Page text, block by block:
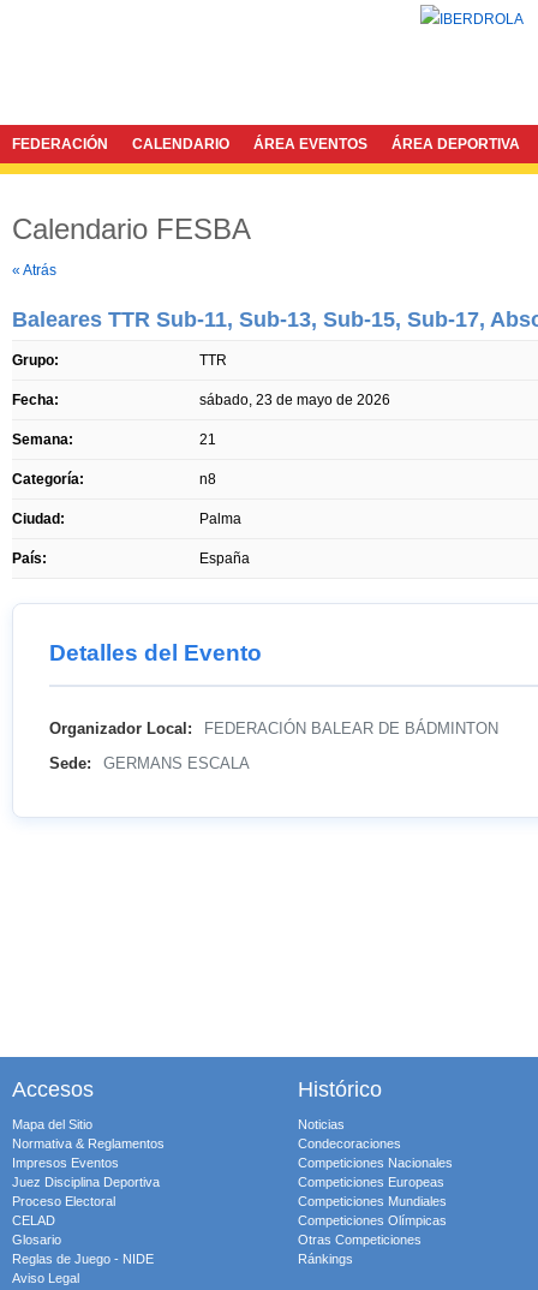
FEDERACIÓN CALENDARIO ÁREA EVENTOS ÁREA DEPORTIVA
Calendario FESBA
« Atrás
Baleares TTR Sub-11, Sub-13, Sub-15, Sub-17,
Grupo: TTR
Fecha: sábado, 23 de mayo de 2026
Semana: 21
Categoría: n8
Ciudad: Palma
País: España
Detalles del Evento
Organizador Local: FEDERACIÓN BALEAR DE BÁDMINTON
Sede: GERMANS ESCALA
Accesos
Mapa del Sitio
Normativa & Reglamentos
Impresos Eventos
Juez Disciplina Deportiva
Proceso Electoral
CELAD
Glosario
Reglas de Juego - NIDE
Aviso Legal
Histórico
Noticias
Condecoraciones
Competiciones Nacionales
Competiciones Europeas
Competiciones Mundiales
Competiciones Olímpicas
Otras Competiciones
Ránkings